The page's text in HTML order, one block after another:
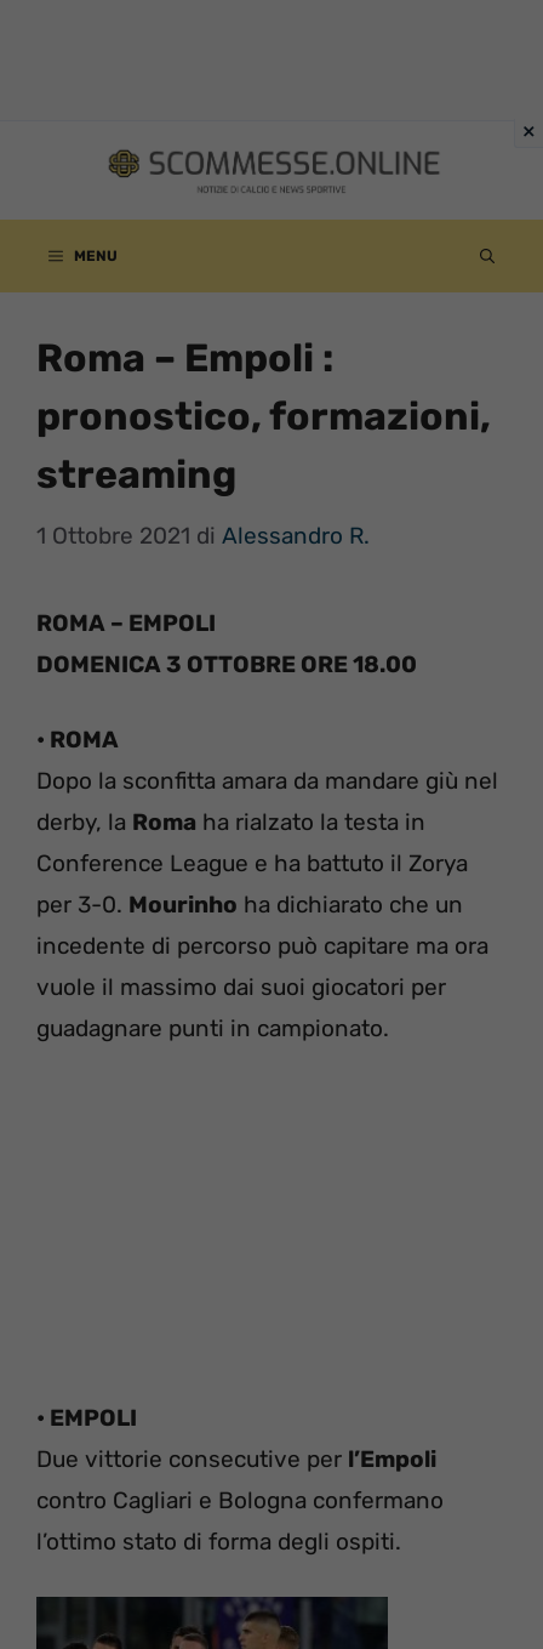
contenuto
MENU
Roma – Empoli :
pronostico, formazioni,
streaming
1 Ottobre 2021 di Alessandro R.
ROMA – EMPOLI
DOMENICA 3 OTTOBRE ORE 18.00
• ROMA
Dopo la sconfitta amara da mandare giù nel
derby, la Roma ha rialzato la testa in
Conference League e ha battuto il Zorya
per 3-0. Mourinho ha dichiarato che un
incedente di percorso può capitare ma ora
vuole il massimo dai suoi giocatori per
guadagnare punti in campionato.
• EMPOLI
Due vittorie consecutive per l’Empoli
contro Cagliari e Bologna confermano
l’ottimo stato di forma degli ospiti.